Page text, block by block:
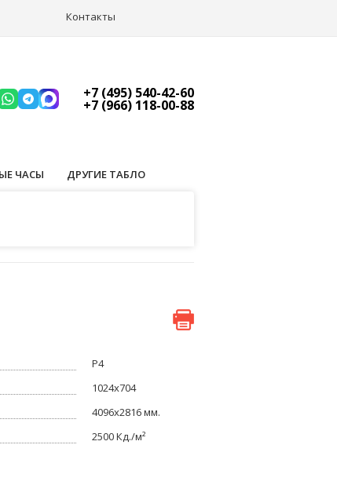
Контакты
+7 (495) 540-42-60
+7 (966) 118-00-88
ЧАСЫ ДРУГИЕ ТАБЛО
P4
1024x704
4096x2816 мм.
2500 Кд./м²